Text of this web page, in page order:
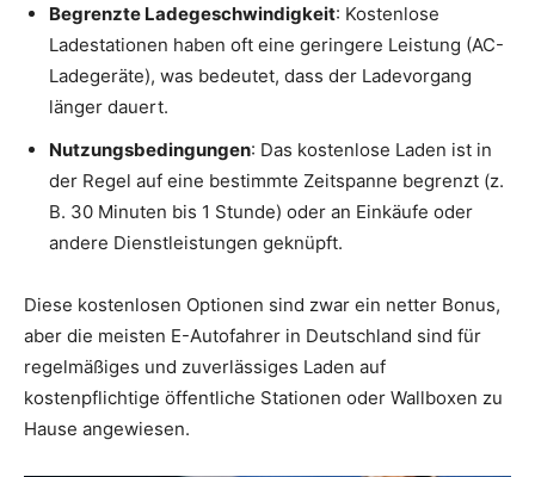
Begrenzte Ladegeschwindigkeit: Kostenlose
Ladestationen haben oft eine geringere Leistung (AC-
Ladegeräte), was bedeutet, dass der Ladevorgang
länger dauert.
Nutzungsbedingungen: Das kostenlose Laden ist in
der Regel auf eine bestimmte Zeitspanne begrenzt (z.
B. 30 Minuten bis 1 Stunde) oder an Einkäufe oder
andere Dienstleistungen geknüpft.
Diese kostenlosen Optionen sind zwar ein netter Bonus,
aber die meisten E-Autofahrer in Deutschland sind für
regelmäßiges und zuverlässiges Laden auf
kostenpflichtige öffentliche Stationen oder Wallboxen zu
Hause angewiesen.